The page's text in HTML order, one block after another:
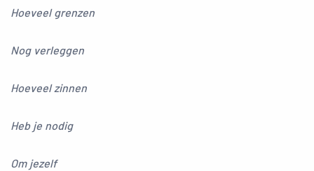
Hoeveel grenzen
Nog verleggen
Hoeveel zinnen
Heb je nodig
Om jezelf